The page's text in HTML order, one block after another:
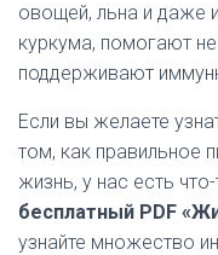
овощей, льна и даже
куркума, помогают
поддерживают
Если вы желаете
том, как правильное
жизнь, у нас есть
бесплатный PDF
узнайте множество